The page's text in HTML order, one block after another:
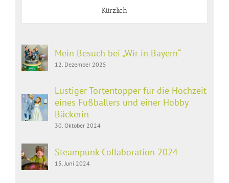
Kürzlich
Mein Besuch bei „Wir in Bayern“
12. Dezember 2025
Lustiger Tortentopper für die Hochzeit
eines Fußballers und einer Hobby
Bäckerin
30. Oktober 2024
Steampunk Collaboration 2024
15. Juni 2024